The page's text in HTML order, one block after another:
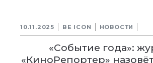
10.11.2025 BE ICON НОВОСТИ
«Событие года»:
«КиноРепортер»